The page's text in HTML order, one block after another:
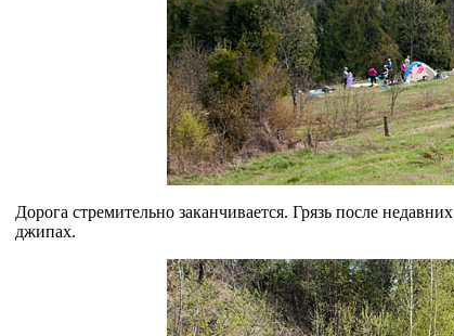
Дорога стремительно заканчивается. Грязь после
джипах.